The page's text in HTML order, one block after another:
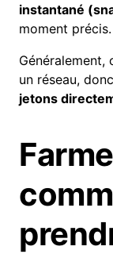
instantané (
moment précis.
Généralement,
un réseau,
jetons